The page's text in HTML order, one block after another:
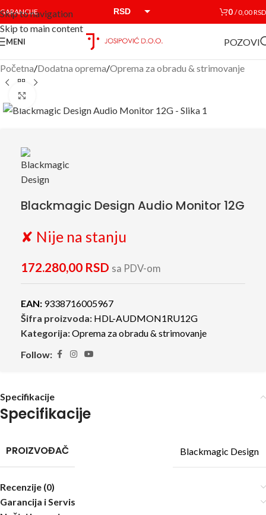
Skip to navigation
Skip to main content
GARANCIJE RSD 0 /0,00RSD
MENI POZOVI
Početna/Dodatna oprema/Oprema za obradu & strimovanje
Blackmagic Design Audio Monitor 12G
✘ Nije na stanju
172.280,00 RSD sa PDV-om
EAN: 9338716005967
Šifra proizvoda: HDL-AUDMON1RU12G
Kategorija:Oprema za obradu & strimovanje
Follow:
Specifikacije
Specifikacije
PROIZVOĐAČ Blackmagic Design
Recenzije (0)
Garancija i Servis